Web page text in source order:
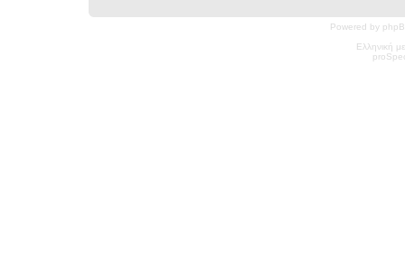
Powered by
Ελληνική
pro